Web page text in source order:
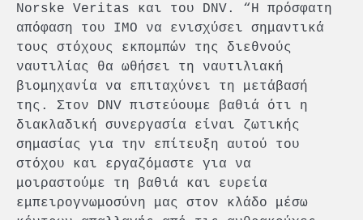
Norske Veritas και του DNV. “Η πρόσφατη
απόφαση του ΙΜΟ να ενισχύσει σημαντικά
τους στόχους εκπομπών της διεθνούς
ναυτιλίας θα ωθήσει τη ναυτιλιακή
βιομηχανία να επιταχύνει τη μετάβασή
της. Στον DNV πιστεύουμε βαθιά ότι η
διακλαδική συνεργασία είναι ζωτικής
σημασίας για την επίτευξη αυτού του
στόχου και εργαζόμαστε για να
μοιραστούμε τη βαθιά και ευρεία
εμπειρογνωμοσύνη μας στον κλάδο μέσω